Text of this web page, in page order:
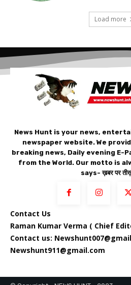
Load more
News Hunt is your news,
newspaper website. We
breaking news, Daily evening E-
from the World. Our motto is
says- ख़बर पर
Contact Us
Raman Kumar Verma ( Chief
Contact us:
Newshunt911@gmail.com